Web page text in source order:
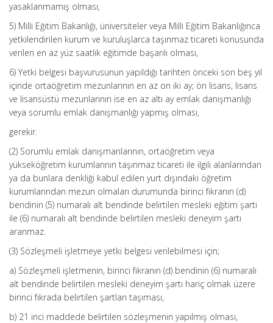
yasaklanmamış olması,
5) Milli Eğitim Bakanlığı, üniversiteler veya Milli Eğitim Bakanlığınca
yetkilendirilen kurum ve kuruluşlarca taşınmaz ticareti konusunda
verilen en az yüz saatlik eğitimde başarılı olması,
6) Yetki belgesi başvurusunun yapıldığı tarihten önceki son beş yıl
içinde ortaöğretim mezunlarının en az on iki ay; ön lisans, lisans
ve lisansüstü mezunlarının ise en az altı ay emlak danışmanlığı
veya sorumlu emlak danışmanlığı yapmış olması,
gerekir.
(2) Sorumlu emlak danışmanlarının, ortaöğretim veya
yükseköğretim kurumlarının taşınmaz ticareti ile ilgili alanlarından
ya da bunlara denkliği kabul edilen yurt dışındaki öğretim
kurumlarından mezun olmaları durumunda birinci fıkranın (d)
bendinin (5) numaralı alt bendinde belirtilen mesleki eğitim şartı
ile (6) numaralı alt bendinde belirtilen mesleki deneyim şartı
aranmaz.
(3) Sözleşmeli işletmeye yetki belgesi verilebilmesi için;
a) Sözleşmeli işletmenin, birinci fıkranın (d) bendinin (6) numaralı
alt bendinde belirtilen mesleki deneyim şartı hariç olmak üzere
birinci fıkrada belirtilen şartları taşıması,
b) 21 inci maddede belirtilen sözleşmenin yapılmış olması,